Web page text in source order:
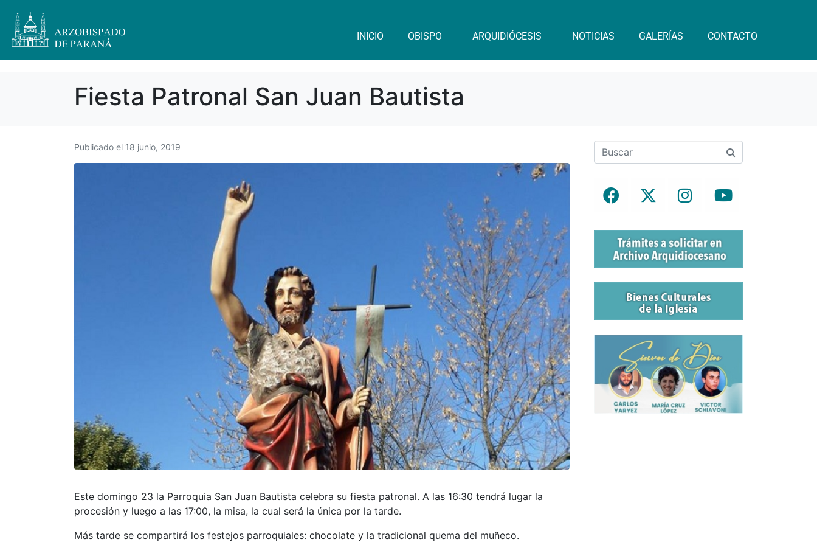
INICIO OBISPO ARQUIDIÓCESIS NOTICIAS GALERÍAS CONTACTO
Fiesta Patronal San Juan Bautista
Publicado el 18 junio, 2019
Este domingo 23 la Parroquia San Juan Bautista celebra su fiesta patronal. A las 16:30 tendrá lugar la
procesión y luego a las 17:00, la misa, la cual será la única por la tarde.
Más tarde se compartirá los festejos parroquiales: chocolate y la tradicional quema del muñeco.